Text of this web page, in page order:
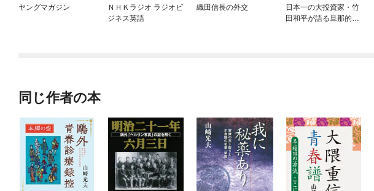
ヤングマガジン
ＮＨＫラジオ ラジオビ
ジネス英語
織田信長の外交
日本一の大投資家・竹
田和平が語る旦那的投
同じ作者の本